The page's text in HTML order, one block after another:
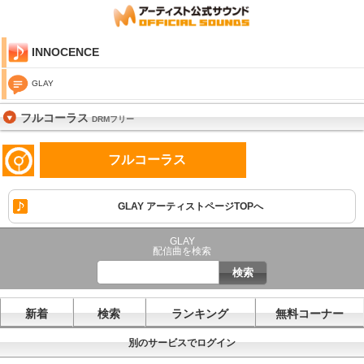
INNOCENCE
GLAY
フルコーラスDRMフリー
フルコーラス
GLAY アーティストページTOPへ
GLAY
配信曲を検索
新着 検索 ランキング 無料コーナー
別のサービスでログイン